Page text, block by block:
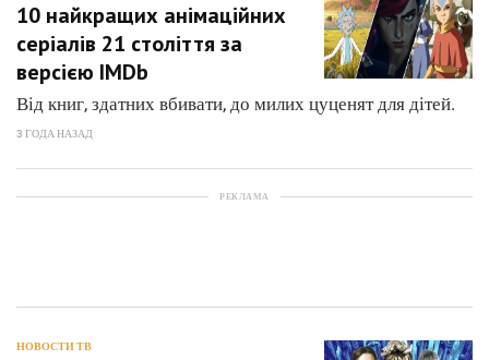
10 найкращих анімаційних
серіалів 21 століття за
версією IMDb
Від книг, здатних вбивати, до милих цуценят для дітей.
3 ГОДА НАЗАД
РЕКЛАМА
НОВОСТИ ТВ